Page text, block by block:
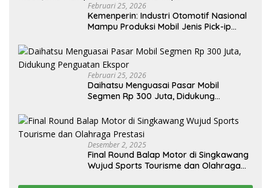
Februari 25, 2026
Kemenperin: Industri Otomotif Nasional
Mampu Produksi Mobil Jenis Pick-ip
Februari 25, 2026
Daihatsu Menguasai Pasar Mobil
Segmen Rp 300 Juta, Didukung
Desember 2, 2025
Final Round Balap Motor di Singkawang
Wujud Sports Tourisme dan Olahraga